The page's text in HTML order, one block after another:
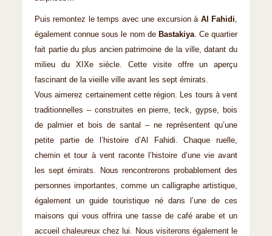
Puis remontez le temps avec une excursion à Al Fahidi,
également connue sous le nom de Bastakiya. Ce quartier
fait partie du plus ancien patrimoine de la ville, datant du
milieu du XIXe siècle. Cette visite offre un aperçu
fascinant de la vieille ville avant les sept émirats.
Vous aimerez certainement cette région. Les tours à vent
traditionnelles – construites en pierre, teck, gypse, bois
de palmier et bois de santal – ne représentent qu’une
petite partie de l’histoire d’Al Fahidi. Chaque ruelle,
chemin et tour à vent raconte l’histoire d’une vie avant
les sept émirats. Nous rencontrerons probablement des
personnes importantes, comme un calligraphe artistique,
également un guide touristique né dans l’une de ces
maisons qui vous offrira une tasse de café arabe et un
accueil chaleureux chez lui. Nous visiterons également le